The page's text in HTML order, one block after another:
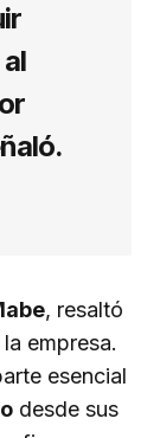
, resaltó
empresa.
esencial
desde sus